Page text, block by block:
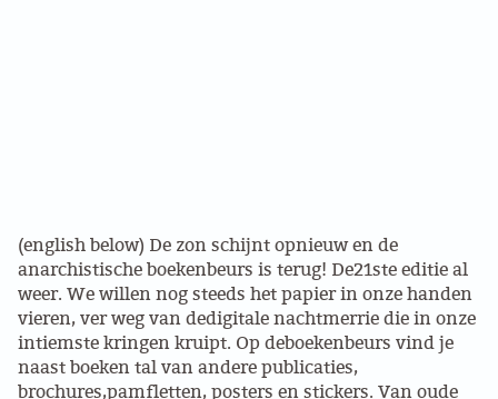
CODE ZWART
FREE JOCK PALFREEMAN
BUITEN DE ORDE
(english below) De zon schijnt opnieuw en de
anarchistische boekenbeurs is terug! De21ste editie al
weer. We willen nog steeds het papier in onze handen
vieren, ver weg van dedigitale nachtmerrie die in onze
intiemste kringen kruipt. Op deboekenbeurs vind je
naast boeken tal van andere publicaties,
brochures,pamfletten, posters en stickers. Van oude